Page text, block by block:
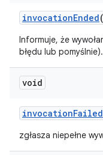
invocationEnded
Informuje, że
błędu lub pomyślnie).
void
invocationFailed
zgłasza niepełne